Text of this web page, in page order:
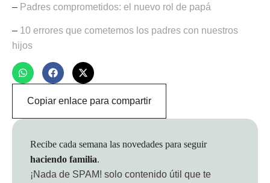
– Padres comprometidos: el nuevo rol de papá
– 10 errores que cometemos los padres con nuestros
hijos
Copiar enlace para compartir
Recibe cada semana las novedades para seguir
haciendo familia.
¡Nada de SPAM! solo contenido útil que te